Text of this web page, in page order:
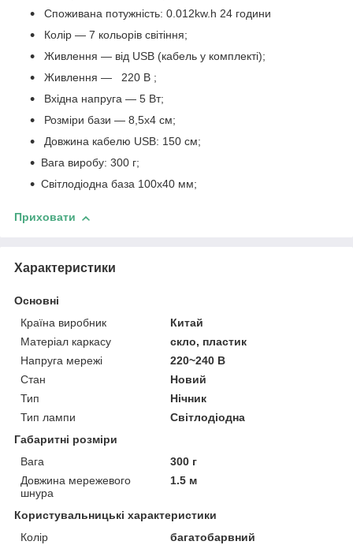
Споживана потужність: 0.012kw.h 24 години
Колір — 7 кольорів світіння;
Живлення — від USB (кабель у комплекті);
Живлення — 220 В ;
Вхідна напруга — 5 Вт;
Розміри бази — 8,5х4 см;
Довжина кабелю USB: 150 см;
Вага виробу: 300 г;
Світлодіодна база 100x40 мм;
Приховати
Характеристики
Основні
Країна виробник
Китай
Матеріал каркасу
скло, пластик
Напруга мережі
220~240 В
Стан
Новий
Тип
Нічник
Тип лампи
Світлодіодна
Габаритні розміри
Вага
300 г
Довжина мережевого
шнура
1.5 м
Користувальницькі характеристики
Колір
багатобарвний